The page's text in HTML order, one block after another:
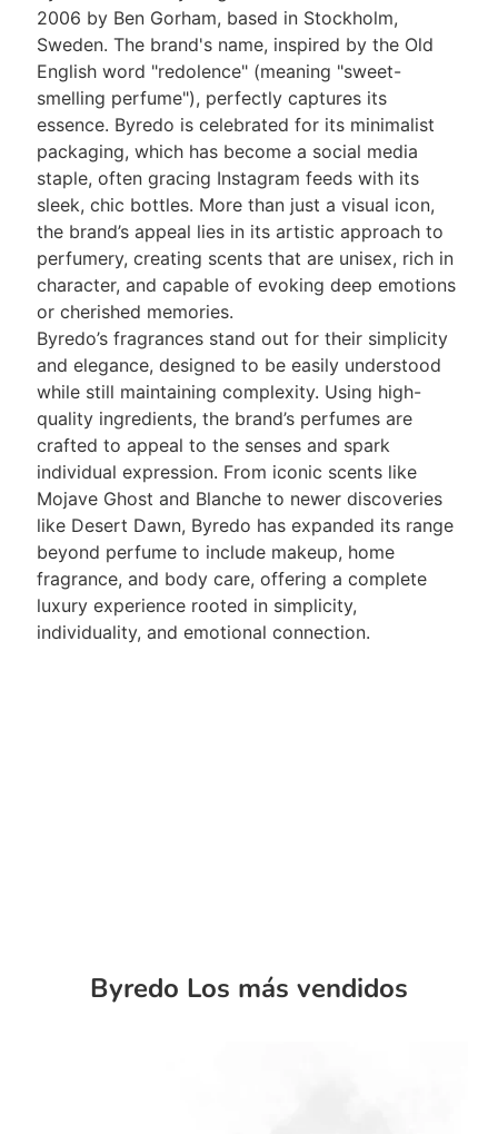
2006 by Ben Gorham, based in Stockholm,
Sweden. The brand's name, inspired by the Old
English word "redolence" (meaning "sweet-
smelling perfume"), perfectly captures its
essence. Byredo is celebrated for its minimalist
packaging, which has become a social media
staple, often gracing Instagram feeds with its
sleek, chic bottles. More than just a visual icon,
the brand’s appeal lies in its artistic approach to
perfumery, creating scents that are unisex, rich in
character, and capable of evoking deep emotions
or cherished memories.
Byredo’s fragrances stand out for their simplicity
and elegance, designed to be easily understood
while still maintaining complexity. Using high-
quality ingredients, the brand’s perfumes are
crafted to appeal to the senses and spark
individual expression. From iconic scents like
Mojave Ghost and Blanche to newer discoveries
like Desert Dawn, Byredo has expanded its range
beyond perfume to include makeup, home
fragrance, and body care, offering a complete
luxury experience rooted in simplicity,
individuality, and emotional connection.
Byredo Los más vendidos